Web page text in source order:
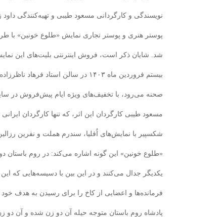
نویسندگی و کارگردانی مسعود طیبی و تهیه‌کنندگی داود
پوستر هنری و پوستر تجاری نمایش «طلوع‌ خونین‌» با
بیستم فروردین‌ ماه ۱۴۰۳ در سالن استاد
صحنه‌ می‌رود، با تخفیف‌های ویژه ایام پیش‌فروش در
مسعود طیبی کارگردان این اثر، که تنها کارگردان
شکسپیر با نمایش‌های اُفلیا، سندرم هملت و نفرین
«طلوع خونین» این گونه اشاره می‌کند: در روم باستان
یکدیگر جدال می‌کنند و در این بین با دسیسه‌هایی که
فرمانده‌ها و اعضایی از کاخ را برای رسیدن به هدف
پادشاه روم باستان متوجه حیله آن دو زن شده و آن دو